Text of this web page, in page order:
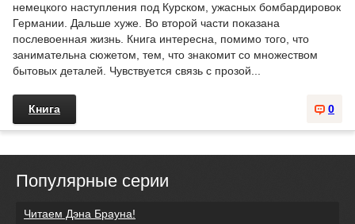
немецкого наступления под Курском, ужасных бомбардировок
Германии. Дальше хуже. Во второй части показана
послевоенная жизнь. Книга интересна, помимо того, что
занимательна сюжетом, тем, что знакомит со множеством
бытовых деталей. Чувствуется связь с прозой...
0
Книга
Популярные серии
Читаем Дэна Брауна!